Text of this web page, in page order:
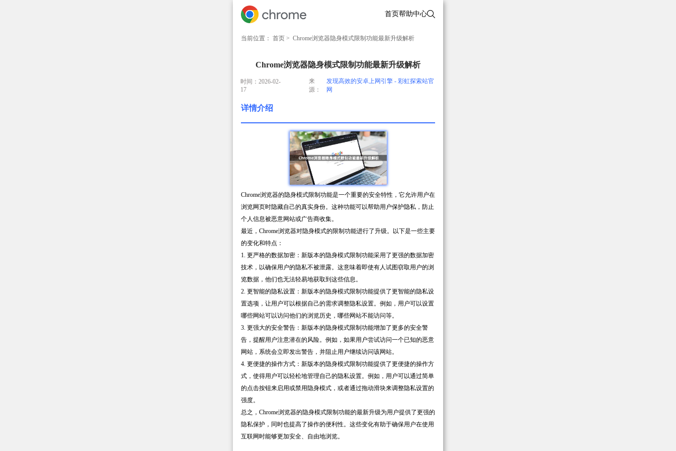
首页帮助中心
当前位置： 首页 > Chrome浏览器隐身模式限制功能最新升级解析
Chrome浏览器隐身模式限制功能最新升级解析
时间：2026-02-
17
来
源：
发现高效的安卓上网引擎 - 彩虹探索站官
网
详情介绍
Chrome浏览器的隐身模式限制功能是一个重要的安全特性，它允许用户在
浏览网页时隐藏自己的真实身份。这种功能可以帮助用户保护隐私，防止
个人信息被恶意网站或广告商收集。
最近，Chrome浏览器对隐身模式的限制功能进行了升级。以下是一些主要
的变化和特点：
1. 更严格的数据加密：新版本的隐身模式限制功能采用了更强的数据加密
技术，以确保用户的隐私不被泄露。这意味着即使有人试图窃取用户的浏
览数据，他们也无法轻易地获取到这些信息。
2. 更智能的隐私设置：新版本的隐身模式限制功能提供了更智能的隐私设
置选项，让用户可以根据自己的需求调整隐私设置。例如，用户可以设置
哪些网站可以访问他们的浏览历史，哪些网站不能访问等。
3. 更强大的安全警告：新版本的隐身模式限制功能增加了更多的安全警
告，提醒用户注意潜在的风险。例如，如果用户尝试访问一个已知的恶意
网站，系统会立即发出警告，并阻止用户继续访问该网站。
4. 更便捷的操作方式：新版本的隐身模式限制功能提供了更便捷的操作方
式，使得用户可以轻松地管理自己的隐私设置。例如，用户可以通过简单
的点击按钮来启用或禁用隐身模式，或者通过拖动滑块来调整隐私设置的
强度。
总之，Chrome浏览器的隐身模式限制功能的最新升级为用户提供了更强的
隐私保护，同时也提高了操作的便利性。这些变化有助于确保用户在使用
互联网时能够更加安全、自由地浏览。